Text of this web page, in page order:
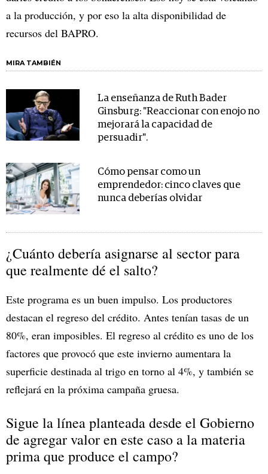
a la producción, y por eso la alta disponibilidad de
recursos del BAPRO.
MIRA TAMBIÉN
La enseñanza de Ruth Bader
Ginsburg: "Reaccionar con enojo no
mejorará la capacidad de
persuadir".
Cómo pensar como un
emprendedor: cinco claves que
nunca deberías olvidar
¿Cuánto debería asignarse al sector para
que realmente dé el salto?
Este programa es un buen impulso. Los productores
destacan el regreso del crédito. Antes tenían tasas de un
80%, eran imposibles. El regreso al crédito es uno de los
factores que provocó que este invierno aumentara la
superficie destinada al trigo en torno al 4%, y también se
reflejará en la próxima campaña gruesa.
Sigue la línea planteada desde el Gobierno
de agregar valor en este caso a la materia
prima que produce el campo?